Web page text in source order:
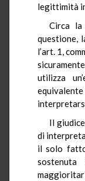
legittimità
Circa la
questione,
l’art. 1,
utilizza
Il giudice
di
il solo
sostenuta